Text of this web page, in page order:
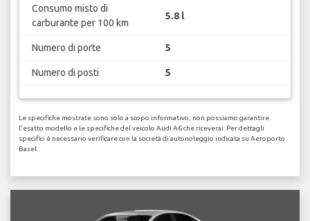
Consumo misto di
carburante per 100 km
5.8 l
Numero di porte 5
Numero di posti 5
Le specifiche mostrate sono solo a scopo informativo, non possiamo garantire
l'esatto modello e le specifiche del veicolo Audi A6 che riceverai. Per dettagli
specifici è necessario verificare con la società di autonoleggio indicata su Aeroporto
Basel.